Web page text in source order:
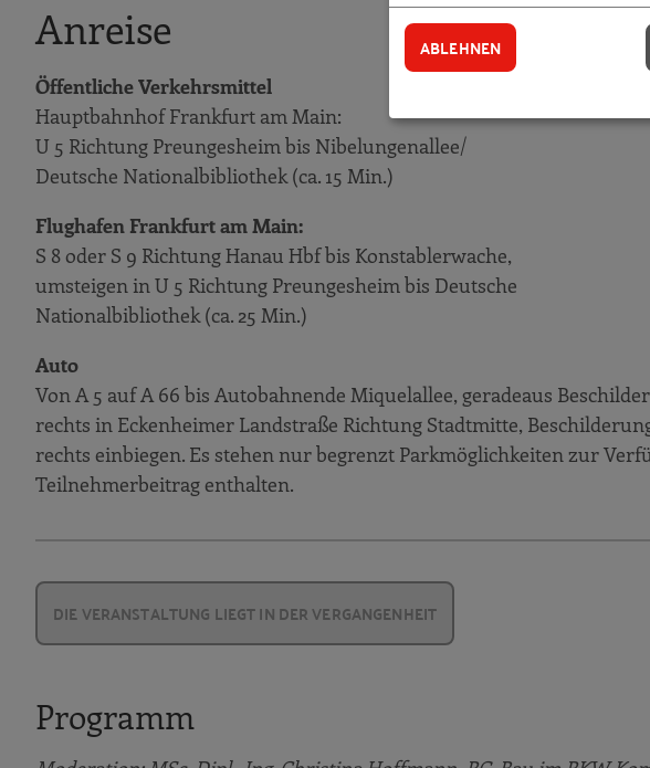
Anreise
Öffentliche Verkehrsmittel
Hauptbahnhof Frankfurt am Main:
U 5 Richtung Preungesheim bis Nibelungenallee/
Deutsche Nationalbibliothek (ca. 15 Min.)
Flughafen Frankfurt am Main:
S 8 oder S 9 Richtung Hanau Hbf bis Konstablerwache,
umsteigen in U 5 Richtung Preungesheim bis Deutsche
Nationalbibliothek (ca. 25 Min.)
Auto
Von A 5 auf A 66 bis Autobahnende Miquelallee, geradeaus
rechts in Eckenheimer Landstraße Richtung Stadtmitte,
rechts einbiegen. Es stehen nur begrenzt Parkmöglichkeiten zur
Teilnehmerbeitrag enthalten.
DIE VERANSTALTUNG LIEGT IN DER VERGANGENHEIT
Programm
ABLEHNEN